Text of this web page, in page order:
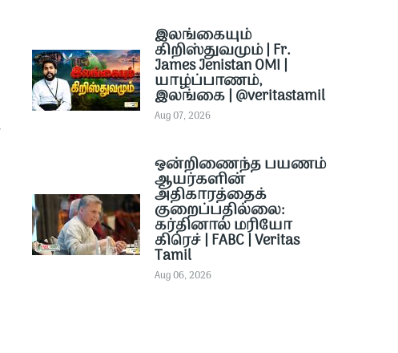
இலங்கையும்
கிறிஸ்துவமும் | Fr.
James Jenistan OMI |
யாழ்ப்பாணம்,
இலங்கை | @veritastamil ​
Aug 07, 2026
ஒன்றிணைந்த பயணம்
ஆயர்களின்
அதிகாரத்தைக்
குறைப்பதில்லை:
கர்தினால் மரியோ
கிரெச் | FABC | Veritas
Tamil
Aug 06, 2026